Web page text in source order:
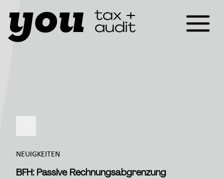
NEUIGKEITEN
BFH: Passive Rechnungsabgrenzung